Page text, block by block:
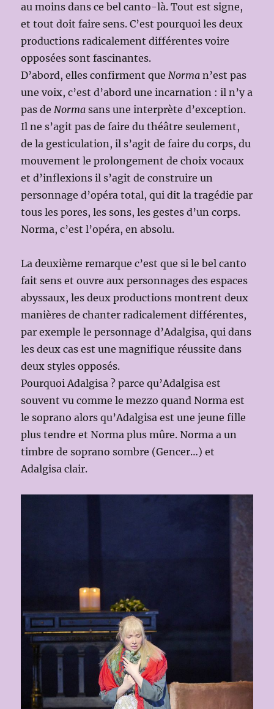
au moins dans ce bel canto-là. Tout est signe,
et tout doit faire sens. C’est pourquoi les deux
productions radicalement différentes voire
opposées sont fascinantes.
D’abord, elles confirment queNorma n’est pas
une voix, c’est d’abord une incarnation : il n’y a
pas deNorma sans une interprète d’exception.
Il ne s’agit pas de faire du théâtre seulement,
de la gesticulation, il s’agit de faire du corps, du
mouvement le prolongement de choix vocaux
et d’inflexions il s’agit de construire un
personnage d’opéra total, qui dit la tragédie par
tous les pores, les sons, les gestes d’un corps.
Norma, c’est l’opéra, en absolu.
La deuxième remarque c’est que si le bel canto
fait sens et ouvre aux personnages des espaces
abyssaux, les deux productions montrent deux
manières de chanter radicalement différentes,
par exemple le personnage d’Adalgisa, qui dans
les deux cas est une magnifique réussite dans
deux styles opposés.
Pourquoi Adalgisa ? parce qu’Adalgisa est
souvent vu comme le mezzo quand Norma est
le soprano alors qu’Adalgisa est une jeune fille
plus tendre et Norma plus mûre. Norma a un
timbre de soprano sombre (Gencer…) et
Adalgisa clair.